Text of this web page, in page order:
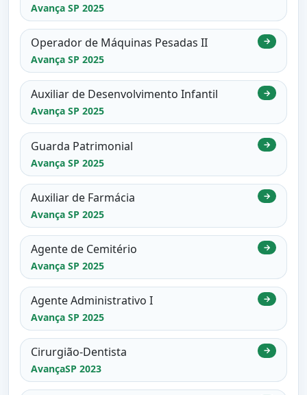
Avança SP 2025
Operador de Máquinas Pesadas II
Avança SP 2025
→
Auxiliar de Desenvolvimento Infantil
Avança SP 2025
→
Guarda Patrimonial
Avança SP 2025
→
Auxiliar de Farmácia
Avança SP 2025
→
Agente de Cemitério
Avança SP 2025
→
Agente Administrativo I
Avança SP 2025
→
Cirurgião-Dentista
AvançaSP 2023
→